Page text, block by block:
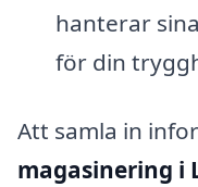
hanterar
för din
Att samla in
magasinering i